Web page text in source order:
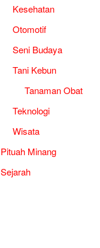
Kesehatan
Otomotif
Seni Budaya
Tani Kebun
Tanaman Obat
Teknologi
Wisata
Pituah Minang
Sejarah